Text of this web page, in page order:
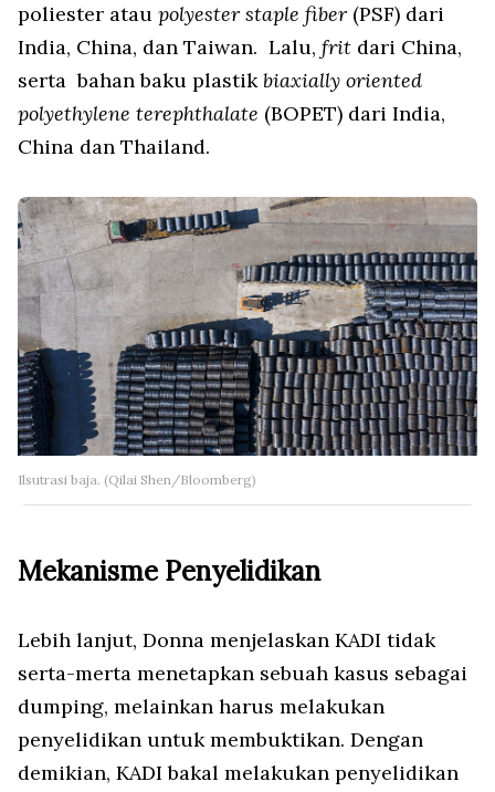
poliester atau polyester staple fiber (PSF) dari
India, China, dan Taiwan. Lalu, frit dari China,
serta bahan baku plastikbiaxially oriented
polyethylene terephthalate (BOPET) dari India,
China dan Thailand.
Ilsutrasi baja. (Qilai Shen/Bloomberg)
Mekanisme Penyelidikan
Lebih lanjut, Donna menjelaskan KADI tidak
serta-merta menetapkan sebuah kasus sebagai
dumping, melainkan harus melakukan
penyelidikan untuk membuktikan. Dengan
demikian, KADI bakal melakukan penyelidikan